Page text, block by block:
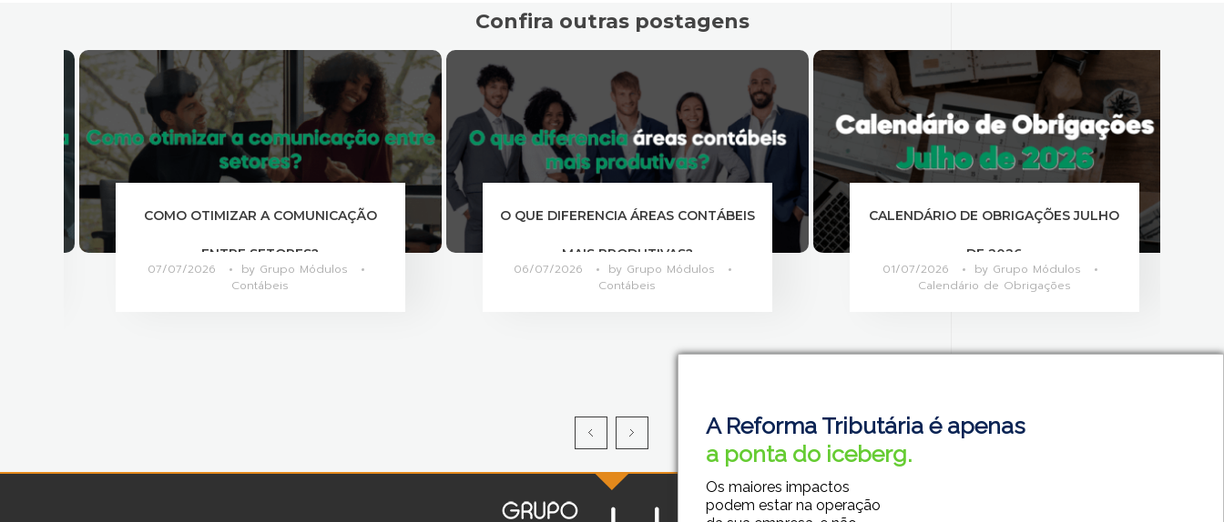
A Reforma Tributária é apenas
a ponta do iceberg.
Os maiores impactos
podem estar na operação
Confira outras postagens
COMO OTIMIZAR A COMUNICAÇÃO
ENTRE SETORES?
07/07/2026
by
Grupo Módulos
Contábeis
O QUE DIFERENCIA ÁREAS CONTÁBEIS
MAIS PRODUTIVAS?
06/07/2026
by
Grupo Módulos
Contábeis
CALENDÁRIO DE OBRIGAÇÕES JULHO
DE 2026
01/07/2026
by
Grupo Módulos
Calendário de Obrigações